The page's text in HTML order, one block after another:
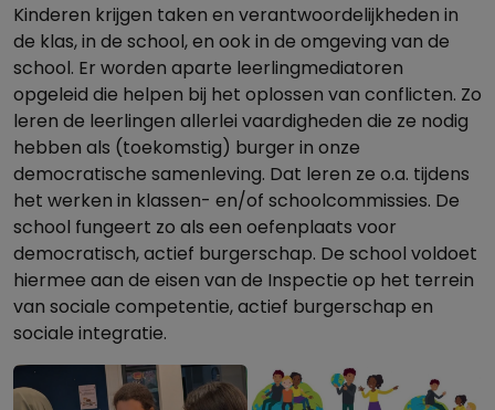
Kinderen krijgen taken en verantwoordelijkheden in
de klas, in de school, en ook in de omgeving van de
school. Er worden aparte leerlingmediatoren
opgeleid die helpen bij het oplossen van conflicten. Zo
leren de leerlingen allerlei vaardigheden die ze nodig
hebben als (toekomstig) burger in onze
democratische samenleving. Dat leren ze o.a. tijdens
het werken in klassen- en/of schoolcommissies. De
school fungeert zo als een oefenplaats voor
democratisch, actief burgerschap. De school voldoet
hiermee aan de eisen van de Inspectie op het terrein
van sociale competentie, actief burgerschap en
sociale integratie.